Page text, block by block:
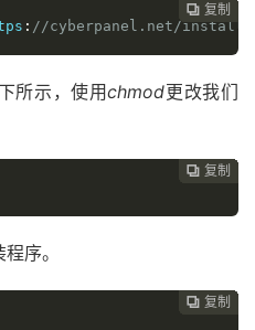
 复制
 复制
 复制
 复制
 复制
 复制
 复制
 复制
 复制
 复制
 复制
 复制
 复制
 复制
: //cyberpanel.net/
所示，使用chmod更改我们
 复制
 复制
 复制
 复制
 复制
 复制
 复制
 复制
 复制
 复制
 复制
 复制
 复制
序。
 复制
 复制
 复制
 复制
 复制
 复制
 复制
 复制
 复制
 复制
 复制
 复制